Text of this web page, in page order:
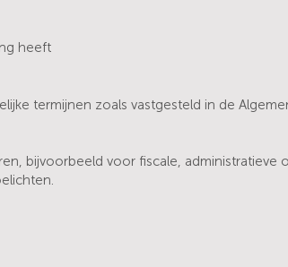
heeft
termijnen zoals vastgesteld in de
bijvoorbeeld voor fiscale, administratieve